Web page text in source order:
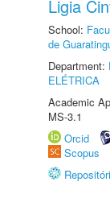
Ligia
School:
de
Department:
ELÉTRICA
Academic
MS-3.1
Orcid
Scopus